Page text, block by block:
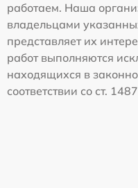
работаем. Наша
владельцами
представляет их
работ выполняются
находящихся в
соответствии со ст.